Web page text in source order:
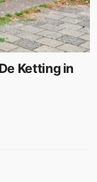
Ketting in